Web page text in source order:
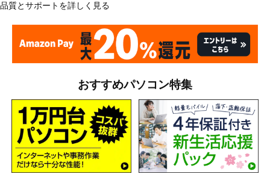
品質とサポートを詳しく見る
おすすめパソコン特集